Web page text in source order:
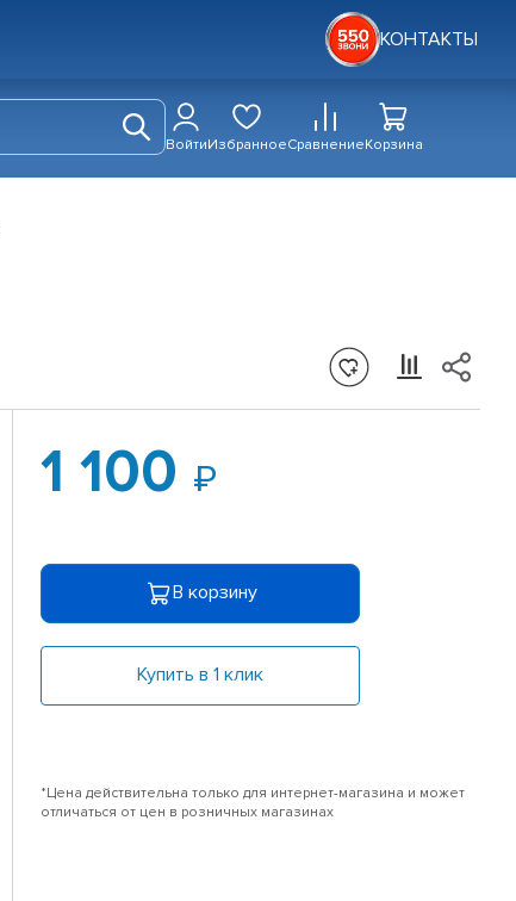
КОНТАКТЫ
ВойтиИзбранноеСравнениеКорзина
1 100
В корзину
Купить в 1 клик
*Цена действительна только для интернет-магазина и может
отличаться от цен в розничных магазинах